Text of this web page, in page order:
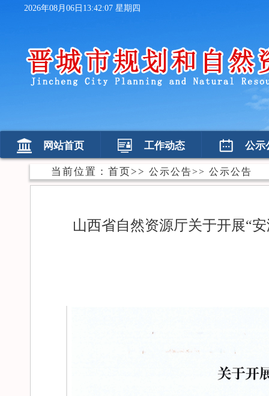
2026年08月06日13:42:08 星期四
网站首页 工作动态 公示
当前位置： 首页>> 公示公告>> 公示公告
山西省自然资源厅关于开展“